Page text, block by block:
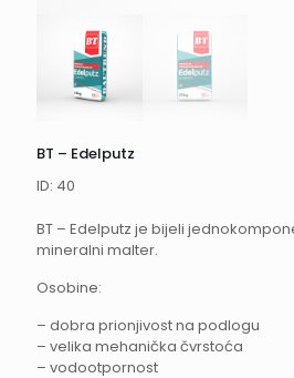
BT – Edelputz
ID: 40
BT – Edelputz je bijeli
mineralni malter.
Osobine:
– dobra prionjivost na podlogu
– velika mehanička čvrstoća
– vodootpornost